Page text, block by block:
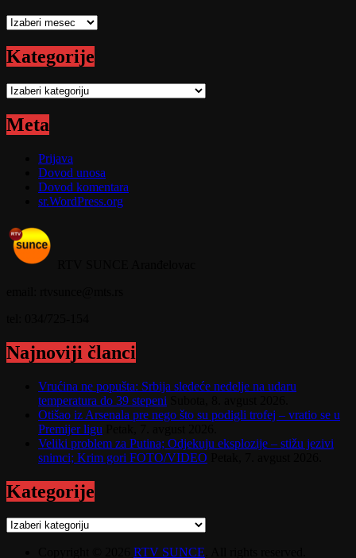
Arhive
Kategorije
Kategorije
Meta
Prijava
Dovod unosa
Dovod komentara
sr.WordPress.org
Najnoviji članci
Vrućina ne popušta: Srbija sledeće nedelje na udaru
temperatura do 39 stepeni
Otišao iz Arsenala pre nego što su podigli trofej – vratio se u
Premijer ligu
Veliki problem za Putina; Odjekuju eksplozije – stižu jezivi
snimci; Krim gori FOTO/VIDEO
Kategorije
Kategorije
RTV SUNCE